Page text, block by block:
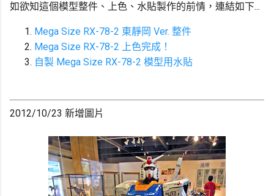
如欲知這個模型整件、上色、水貼製作的前情，連結如下...
Mega Size RX-78-2 東靜岡 Ver. 整件
Mega Size RX-78-2 上色完成！
自製 Mega Size RX-78-2 模型用水貼
2012/10/23 新增圖片